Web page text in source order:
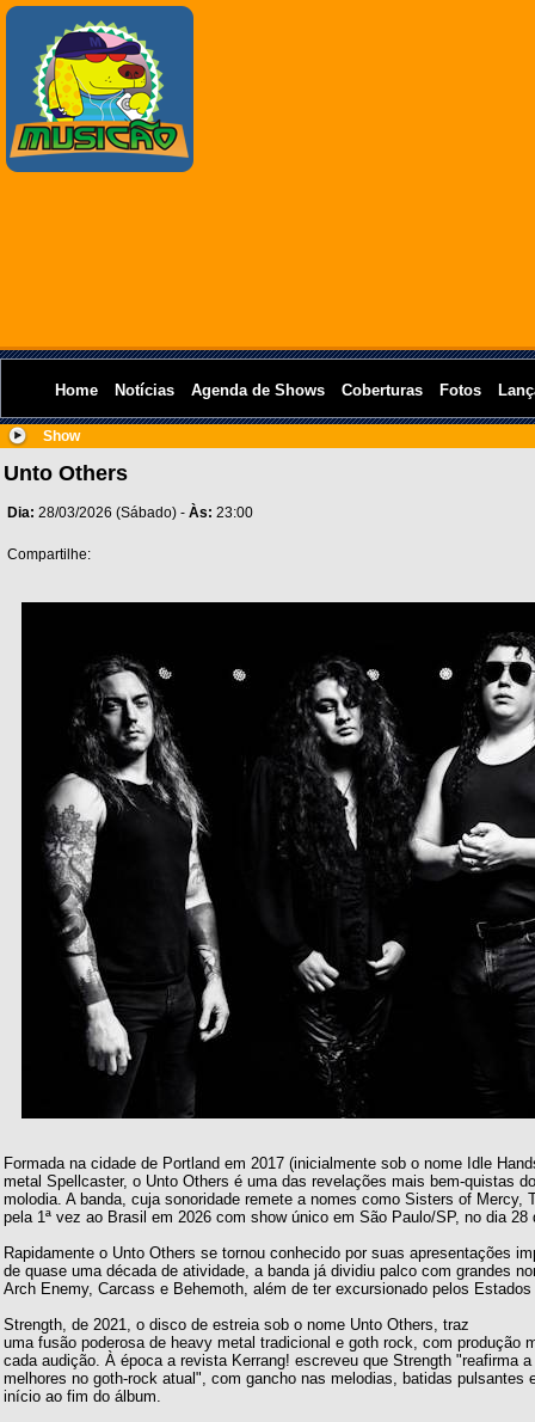
Home Notícias Agenda de Shows Coberturas Fotos
Show
Unto Others
Dia: 28/03/2026 (Sábado) -Às: 23:00
Compartilhe:
Formada na cidade de Portland em 2017 (inicialmente sob o nome Idle
metal Spellcaster, o Unto Others é uma das revelações mais bem-quistas
molodia. A banda, cuja sonoridade remete a nomes como Sisters of Mercy,
pela 1ª vez ao Brasil em 2026 com show único em São Paulo/SP, no dia
Rapidamente o Unto Others se tornou conhecido por suas apresentações
de quase uma década de atividade, a banda já dividiu palco com grandes
Arch Enemy, Carcass e Behemoth, além de ter excursionado pelos
Strength, de 2021, o disco de estreia sob o nome Unto Others, traz
uma fusão poderosa de heavy metal tradicional e goth rock, com produção
cada audição. À época a revista Kerrang! escreveu que Strength "reafirma
melhores no goth-rock atual", com gancho nas melodias, batidas pulsantes
início ao fim do álbum.